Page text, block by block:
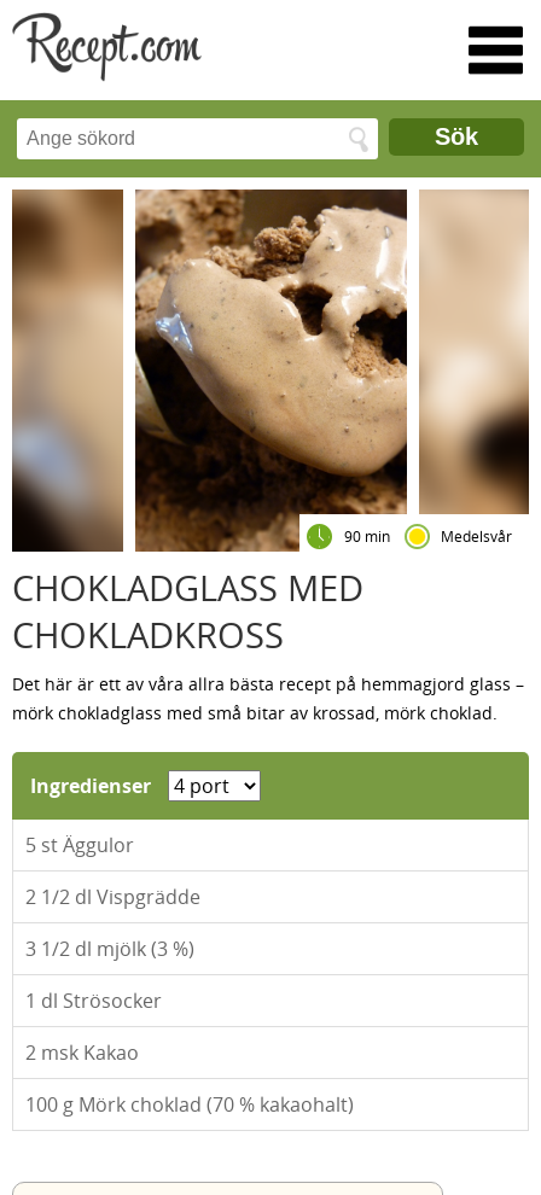
Sök
90 min Medelsvår
CHOKLADGLASS MED
CHOKLADKROSS
Det här är ett av våra allra bästa recept på hemmagjord glass –
mörk chokladglass med små bitar av krossad, mörk choklad.
Ingredienser
5 st Äggulor
2 1/2 dl Vispgrädde
3 1/2 dl mjölk (3 %)
1 dl Strösocker
2 msk Kakao
100 g Mörk choklad (70 % kakaohalt)